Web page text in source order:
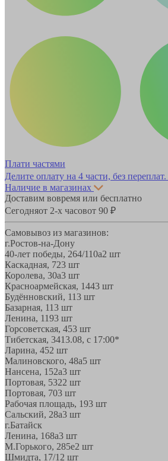
Плати частями
Делите оплату на 4 части, без переплат.
Наличие в магазинах
Доставим вовремя или бесплатно
Сегодняот 2-х часовот 90 ₽
Самовывоз из магазинов:
г.Ростов-на-Дону
40-лет победы, 264/110а2 шт
Каскадная, 723 шт
Королева, 30а3 шт
Красноармейская, 1443 шт
Будённовский, 113 шт
Базарная, 113 шт
Ленина, 1193 шт
Горсоветская, 453 шт
Тибетская, 3413.08, с 17:00*
Ларина, 452 шт
Малиновского, 48а5 шт
Нансена, 152а3 шт
Портовая, 5322 шт
Портовая, 703 шт
Рабочая площадь, 193 шт
Сальский, 28a3 шт
г.Батайск
Ленина, 168а3 шт
М.Горького, 285е2 шт
Шмидта, 17/1 2 шт